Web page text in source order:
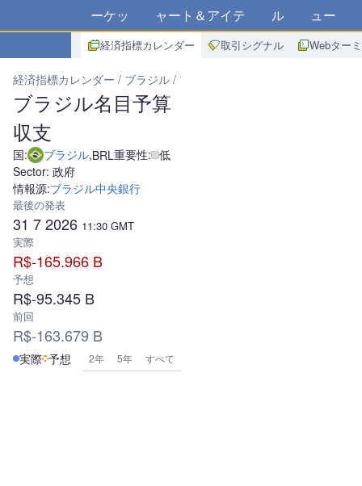
マーケット チャート＆アイデア アルゴ ニュース
経済指標カレンダー 取引シグナル Webター
経済指標カレンダー ブラジル ブラジル名目予算収支
ブラジル名目予算
収支
国: ブラジル,BRL重要性: 低
Sector: 政府
情報源:ブラジル中央銀行
最後の発表
31 7 2026 11:30 GMT
実際
R$-165.966 B
予想
R$-95.345 B
前回
R$-163.679 B
実際 予想 2年 5年 すべて